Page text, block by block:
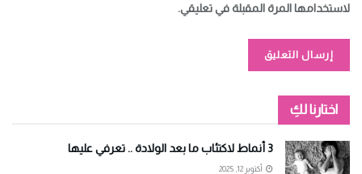
لاستخدامها المرة المقبلة في تعليقي.
Alternative:
اختارنا لكِ
3 أنماط لاكتئاب ما بعد الولادة .. تعرفي عليها
أكتوبر 12, 2025